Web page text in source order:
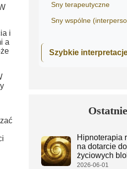
i
a
Sny terapeutyczne
Sny wspólne
Szybkie
Hipnoterapia
na dotarcie
życiowych
2026-06-01